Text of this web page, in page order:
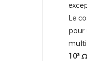
Le
pour
10³ Ω